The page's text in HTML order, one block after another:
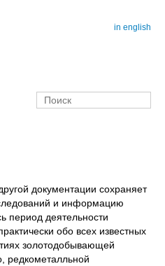
in english
документации сохраняет
и информацию
период деятельности
обо всех известных
золотодобывающей
редкометалльной